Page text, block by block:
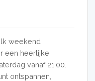
weekend
een heerlijke
vanaf 21.00.
ontspannen,